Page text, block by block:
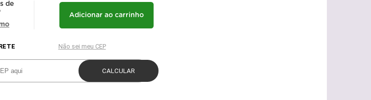
de
Adicionar ao carrinho